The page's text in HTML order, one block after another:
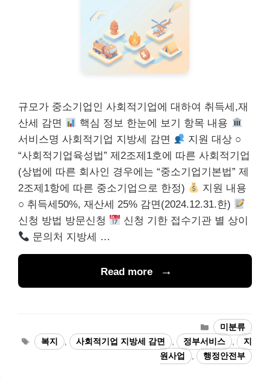
규모가 중소기업인 사회적기업에 대하여 취득세,재
산세 감면
핵심 정보 한눈에 보기 항목 내용
서비스명 사회적기업 지방세 감면
지원 대상 ○
“사회적기업육성법” 제2조제1호에 따른 사회적기업
(상법에 따른 회사인 경우에는 “중소기업기본법” 제
2조제1항에 따른 중소기업으로 한정)
지원 내용
○ 취득세50%, 재산세 25% 감면(2024.12.31.한)
신청 방법 방문신청
신청 기한 접수기관 별 상이
문의처 지방세 …
Read more
카
테
고
리
미분류
태
그
복지 , 사회적기업 지방세 감면 , 정부서비스 ,
지
원사업
, 행정안전부